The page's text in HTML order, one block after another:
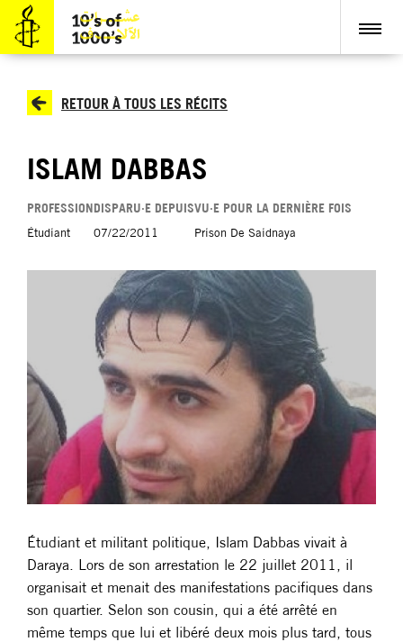
RETOUR À TOUS LES RÉCITS
ISLAM DABBAS
PROFESSION
Étudiant
DISPARU·E DEPUIS
07/22/2011
VU·E POUR LA DERNIÈRE FOIS
Prison De Saidnaya
Étudiant et militant politique, Islam Dabbas vivait à
Daraya. Lors de son arrestation le 22 juillet 2011, il
organisait et menait des manifestations pacifiques dans
son quartier. Selon son cousin, qui a été arrêté en
même temps que lui et libéré deux mois plus tard, tous